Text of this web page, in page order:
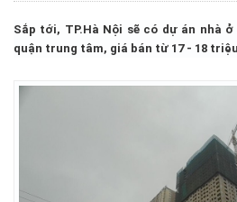
Sắp tới, TP.Hà Nội sẽ có dự án nhà
quận trung tâm, giá bán từ 17 - 18